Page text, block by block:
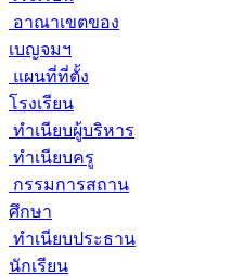
อาณาเขตของ
เบญจมฯ
แผนที่ที่ตั้ง
โรงเรียน
ทำเนียบผู้บริหาร
ทำเนียบครู
กรรมการสถาน
ศึกษา
ทำเนียบประธาน
นักเรียน